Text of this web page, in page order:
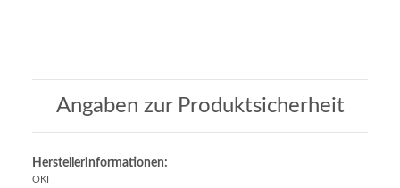
Angaben zur Produktsicherheit
Herstellerinformationen:
OKI